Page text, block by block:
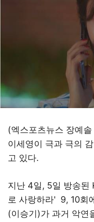
(엑스포츠뉴스 장예솔
이세영이 극과 극의
고 있다.
지난 4일, 5일 방송된
로 사랑하라' 9, 10회
(이승기)가 과거 악연